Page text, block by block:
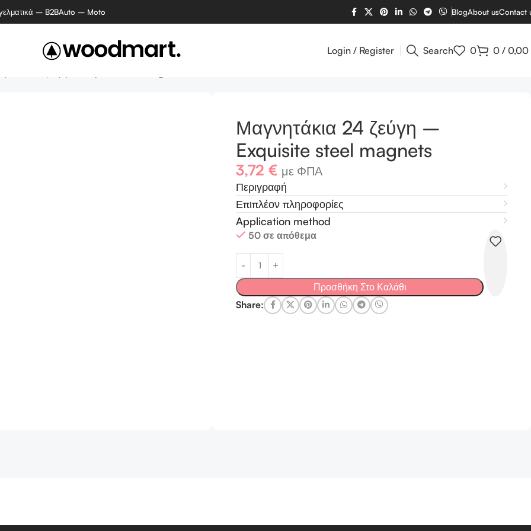
– B2BAuto – Moto BlogAbout usContact
Login / Register Search 0 0 / 0,00
Μαγνητάκια 24 ζεύγη –
Exquisite steel magnets
3,72€ με ΦΠΑ
Περιγραφή
Επιπλέον πληροφορίες
Application method
50 σε απόθεμα
Προσθήκη Στο Καλάθι
Share: